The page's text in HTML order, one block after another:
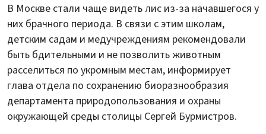
В Москве стали чаще видеть лис из-за начавшегося у
них брачного периода. В связи с этим школам,
детским садам и медучреждениям рекомендовали
быть бдительными и не позволить животным
расселиться по укромным местам, информирует
глава отдела по сохранению биоразнообразия
департамента природопользования и охраны
окружающей среды столицы Сергей Бурмистров.